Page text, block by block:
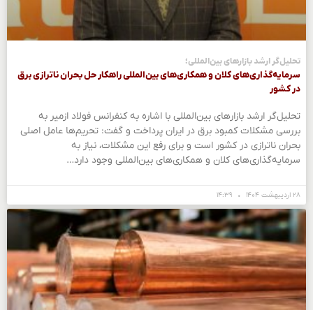
تحلیل‌گر ارشد بازارهای بین‌المللی؛
سرمایه‌گذاری‌های کلان و همکاری‌های بین‌المللی راهکار حل بحران ناترازی برق
در کشور
تحلیل‌گر ارشد بازارهای بین‌المللی با اشاره به کنفرانس فولاد ازمیر به
بررسی مشکلات کمبود برق در ایران پرداخت و گفت: تحریم‌ها عامل اصلی
بحران ناترازی در کشور است و برای رفع این مشکلات، نیاز به
سرمایه‌گذاری‌های کلان و همکاری‌های بین‌المللی وجود دارد…
۲۸ اردیبهشت ۱۴۰۴